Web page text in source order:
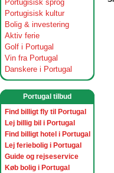
Portugisisk sprog
Portugisisk kultur
Bolig & investering
Aktiv ferie
Golf i Portugal
Vin fra Portugal
Danskere i Portugal
Portugal tilbud
Find billigt fly til Portugal
Lej billig bil i Portugal
Find billigt hotel i Portugal
Lej feriebolig i Portugal
Guide og rejseservice
Køb bolig i Portugal